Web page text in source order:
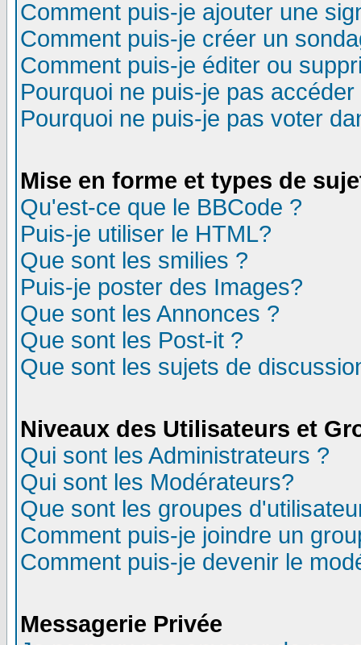
Comment puis-je ajouter une
Comment puis-je créer un
Comment puis-je éditer ou
Pourquoi ne puis-je pas
Pourquoi ne puis-je pas voter
Mise en forme et types de
Qu'est-ce que le BBCode ?
Puis-je utiliser le HTML?
Que sont les smilies ?
Puis-je poster des Images?
Que sont les Annonces ?
Que sont les Post-it ?
Que sont les sujets de
Niveaux des Utilisateurs et
Qui sont les Administrateurs ?
Qui sont les Modérateurs?
Que sont les groupes
Comment puis-je joindre un
Comment puis-je devenir le
Messagerie Privée